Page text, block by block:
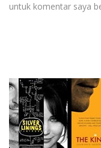
untuk komentar saya